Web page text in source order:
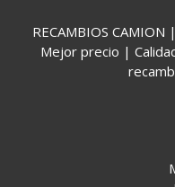
RECAMBIOS
Mejor precio |